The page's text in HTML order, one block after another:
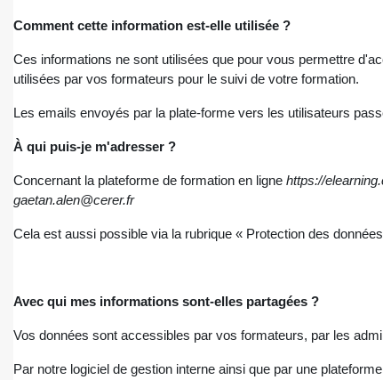
Comment cette information est-elle utilisée ?
Ces informations ne sont utilisées que pour vous permettre
utilisées par vos formateurs pour le suivi de votre formation.
Les emails envoyés par la plate-forme vers les utilisateurs
À qui puis-je m'adresser ?
Concernant la plateforme de formation en ligne https://
gaetan.alen@cerer.fr
Cela est aussi possible via la rubrique « Protection des
Avec qui mes informations sont-elles partagées ?
Vos données sont accessibles par vos formateurs, par les
Par notre logiciel de gestion interne ainsi que par une